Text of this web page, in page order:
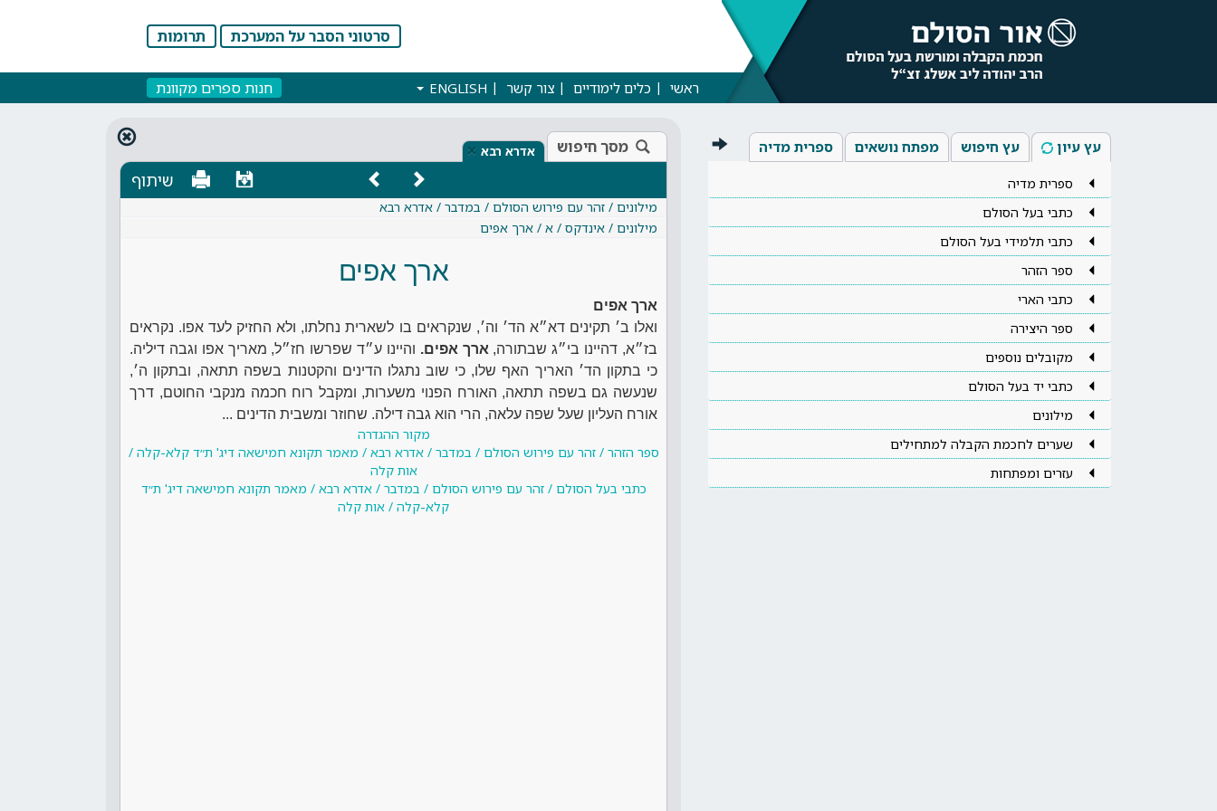
סרטוני הסבר על המערכת תרומות
ראשי כלים לימודיים צור קשר ENGLISH חנות ספרים מקוונת
עץ עיון עץ חיפוש מפתח נושאים ספרית מדיה
ספרית מדיה
כתבי בעל הסולם
כתבי תלמידי בעל הסולם
ספר הזהר
כתבי הארי
ספר היצירה
מקובלים נוספים
כתבי יד בעל הסולם
מילונים
שערים לחכמת הקבלה למתחילים
עזרים ומפתחות
מסך חיפוש אדרא רבא ×
שיתוף
מילונים / זהר עם פירוש הסולם / במדבר / אדרא רבא
מילונים / אינדקס / א / ארך אפים
ארך אפים
ארך אפים
ואלו ב׳ תקינים דא״א הד׳ וה׳, שנקראים בו לשארית נחלתו, ולא החזיק לעד אפו. נקראים
בז״א, דהיינו בי״ג שבתורה, ארך אפים. והיינו ע״ד שפרשו חז״ל, מאריך אפו וגבה דיליה.
כי בתקון הד׳ האריך האף שלו, כי שוב נתגלו הדינים והקטנות בשפה תתאה, ובתקון ה׳,
שנעשה גם בשפה תתאה, האורח הפנוי משערות, ומקבל רוח חכמה מנקבי החוטם, דרך
אורח העליון שעל שפה עלאה, הרי הוא גבה דילה. שחוזר ומשבית הדינים ...
מקור ההגדרה
ספר הזהר / זהר עם פירוש הסולם / במדבר / אדרא רבא / מאמר תקונא חמישאה דיג' ת״ד קלא-קלה /
אות קלה
כתבי בעל הסולם / זהר עם פירוש הסולם / במדבר / אדרא רבא / מאמר תקונא חמישאה דיג' ת״ד
קלא-קלה / אות קלה